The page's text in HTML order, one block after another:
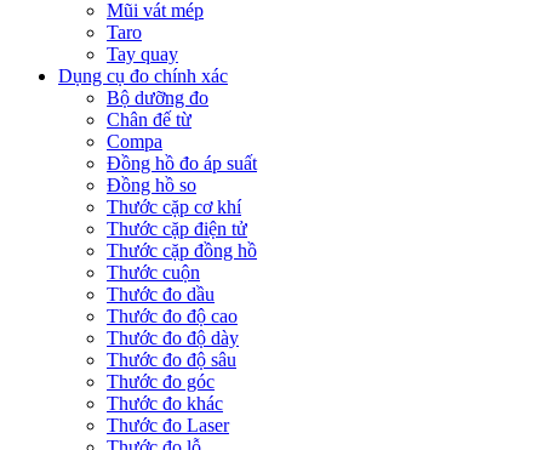
Mũi vát mép
Taro
Tay quay
Dụng cụ đo chính xác
Bộ dưỡng đo
Chân đế từ
Compa
Đồng hồ đo áp suất
Đồng hồ so
Thước cặp cơ khí
Thước cặp điện tử
Thước cặp đồng hồ
Thước cuộn
Thước đo dầu
Thước đo độ cao
Thước đo độ dày
Thước đo độ sâu
Thước đo góc
Thước đo khác
Thước đo Laser